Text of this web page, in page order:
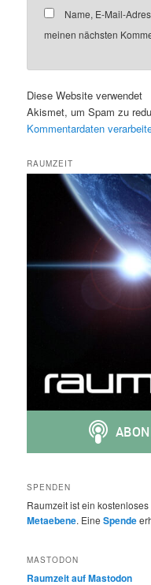
Name, E-Mail-
meinen nächsten
Diese Website verwendet
Akismet, um Spam zu
Kommentardaten
RAUMZEIT
SPENDEN
Raumzeit ist ein
Metaebene. EineSpende
MASTODON
Raumzeit auf Mastodon